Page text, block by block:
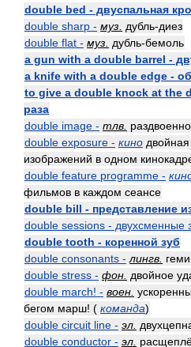
double bed - двуспальная
double sharp - муз.
дубль-диез
double flat - муз.
дубль-бемоль
a gun with a double barrel -
a knife with a double edge -
to give a double knock at the
раза
double image - тлв.
double exposure - кино
изображений в одном
double feature programme -
фильмов в каждом сеансе
double bill - представление
double sessions - двухсменные
double tooth - коренной зуб
double consonants - лингв.
double stress - фон. двойное
double march! - воен.
бегом марш! ( команда)
double circuit line - эл.
double conductor - эл.